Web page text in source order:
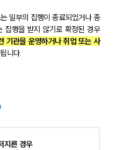
일부의 집행이 종료되었거나 종
집행을 받지 않기로 확정된 경우
기관을 운영하거나 취업 또는 사
됩니다.
지른 경우